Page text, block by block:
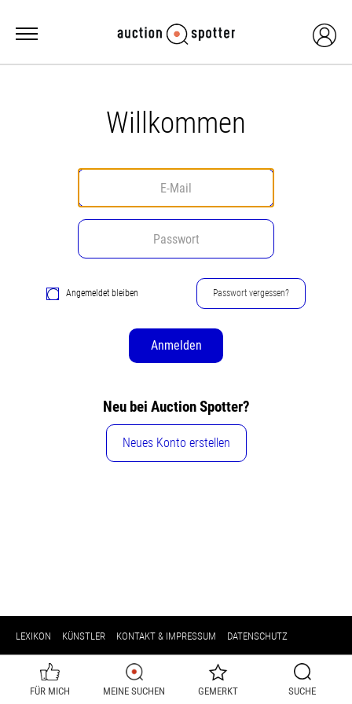
Willkommen
Angemeldet bleiben Passwort vergessen?
Anmelden
Neu bei Auction Spotter?
Neues Konto erstellen
LEXIKON KÜNSTLER KONTAKT & IMPRESSUM DATENSCHUTZ
FÜR MICH MEINE SUCHEN GEMERKT SUCHE